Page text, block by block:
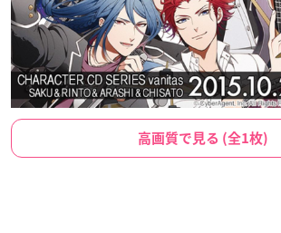
高画質で見る (全1枚)